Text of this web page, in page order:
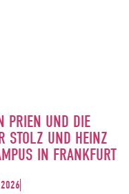
PRIEN UND DIE
STOLZ UND HEINZ
IN FRANKFURT